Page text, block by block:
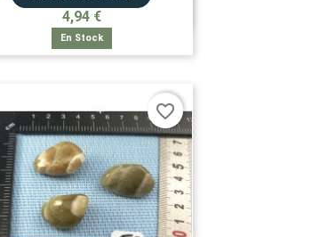
4,94 €
En Stock
APERÇU RAPIDE
favorite_border